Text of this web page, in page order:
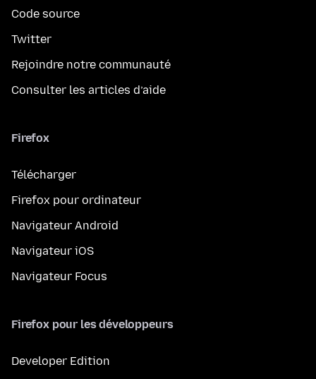
Code source
Twitter
Rejoindre notre communauté
Consulter les articles d’aide
Firefox
Télécharger
Firefox pour ordinateur
Navigateur Android
Navigateur iOS
Navigateur Focus
Firefox pour les développeurs
Developer Edition